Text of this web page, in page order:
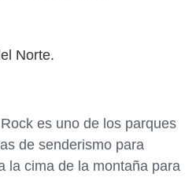
Norte.
es uno de los parques
de senderismo para
la cima de la montaña para